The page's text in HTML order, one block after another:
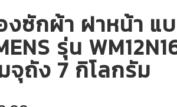
งซักผ้า ฝาหน้า แ
รุ่น
จุถัง 7 กิโลกรัม